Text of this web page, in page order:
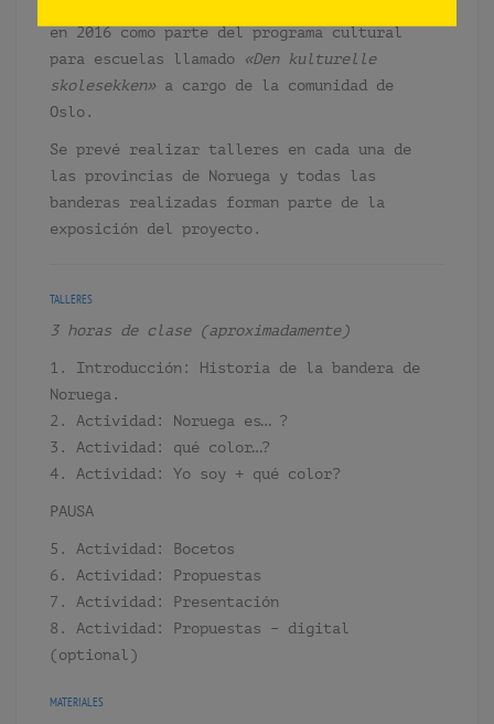
en 2016 como parte del programa cultural
para escuelas llamado «Den kulturelle
skolesekken» a cargo de la comunidad de
Oslo.
Se prevé realizar talleres en cada una de
las provincias de Noruega y todas las
banderas realizadas forman parte de la
exposición del proyecto.
TALLERES
3 horas de clase (aproximadamente)
1. Introducción: Historia de la bandera de
Noruega.
2. Actividad: Noruega es… ?
3. Actividad: qué color…?
4. Actividad: Yo soy + qué color?
PAUSA
5. Actividad: Bocetos
6. Actividad: Propuestas
7. Actividad: Presentación
8. Actividad: Propuestas – digital
(optional)
MATERIALES